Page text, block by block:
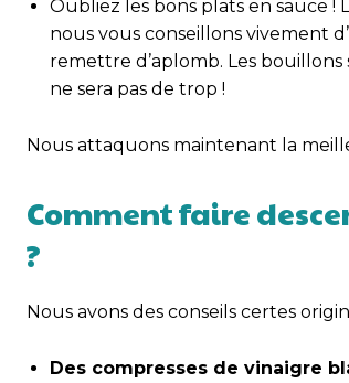
Oubliez les bons plats en sauce
nous vous conseillons vivement
remettre d’aplomb. Les
ne sera pas de trop !
Nous attaquons maintenant la
Comment faire
?
Nous avons des conseils certes
Des compresses de vinaigre